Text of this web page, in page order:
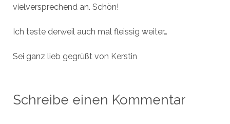
vielversprechend an. Schön!
Ich teste derweil auch mal fleissig weiter…
Sei ganz lieb gegrüßt von Kerstin
Schreibe einen Kommentar